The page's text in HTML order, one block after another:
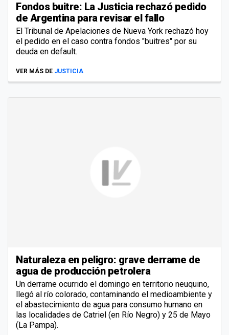
Fondos buitre: La Justicia rechazó pedido
de Argentina para revisar el fallo
El Tribunal de Apelaciones de Nueva York rechazó hoy
el pedido en el caso contra fondos "buitres" por su
deuda en default.
VER MÁS DE JUSTICIA
Naturaleza en peligro: grave derrame de
agua de producción petrolera
Un derrame ocurrido el domingo en territorio neuquino,
llegó al río colorado, contaminando el medioambiente y
el abastecimiento de agua para consumo humano en
las localidades de Catriel (en Río Negro) y 25 de Mayo
(La Pampa).